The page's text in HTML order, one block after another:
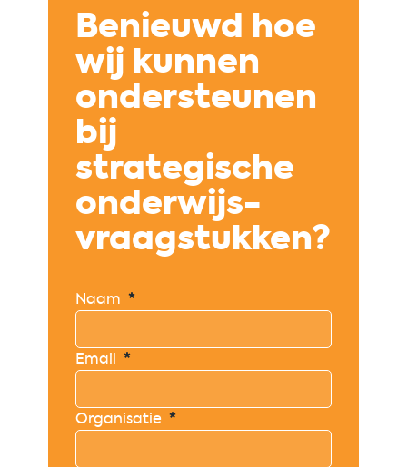
Benieuwd hoe
wij kunnen
ondersteunen
bij
strategische
onderwijs-
vraagstukken?
Naam *
Email *
Organisatie *